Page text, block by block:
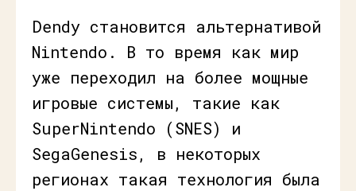
Dendy становится альтернативой
Nintendo. В то время как мир
уже переходил на более мощные
игровые системы, такие как
SuperNintendo (SNES) и
SegaGenesis, в некоторых
регионах такая технология была